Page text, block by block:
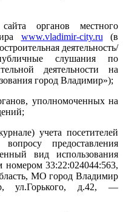
органов местного
www.vladimir-city.ru (в
деятельность/
слушания по
деятельности на
город Владимир»);
уполномоченных на
учета посетителей
предоставления
вид использования
номером 33:22:024044:563,
МО город Владимир
ул.Горького, д.42, —